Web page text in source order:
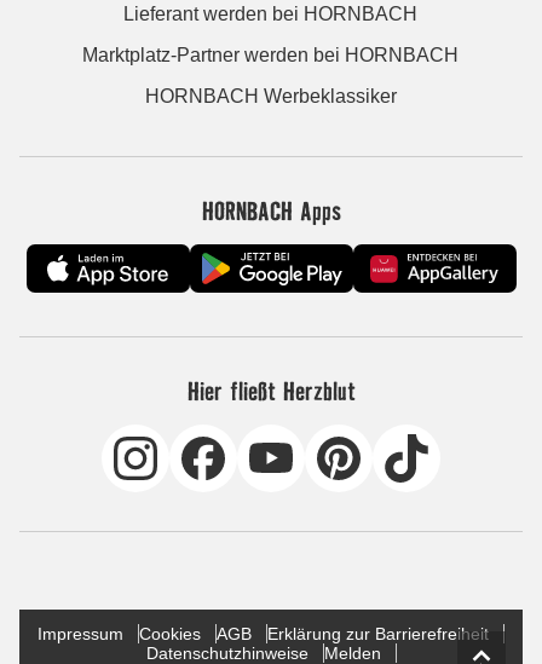
Lieferant werden bei HORNBACH
Marktplatz-Partner werden bei HORNBACH
HORNBACH Werbeklassiker
HORNBACH Apps
Hier fließt Herzblut
Impressum Cookies AGB
Erklärung zur Barrierefreiheit
Datenschutzhinweise
Melden